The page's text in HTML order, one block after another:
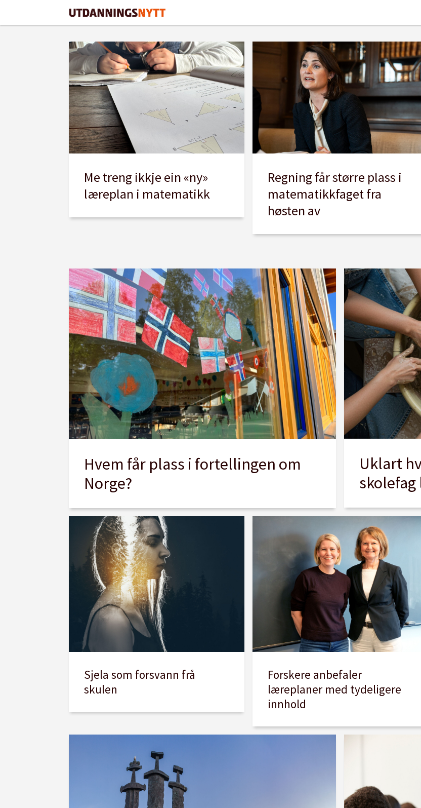
læreplaner
Me treng ikkje ein «ny»
læreplan i matematikk
Regning får større plass i
matematikkfaget fra
høsten av
Hvem får plass i fortellingen om
Norge?
Uklart
skolefag
Sjela som forsvann frå
skulen
Forskere anbefaler
læreplaner med tydeligere
innhold